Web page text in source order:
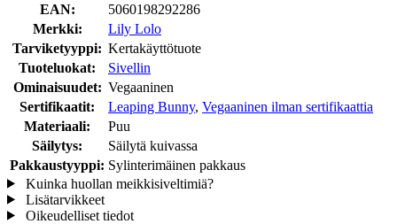
EAN:
5060198292286
Merkki:
Lily Lolo
Tarviketyyppi: Kertakäyttötuote
Tuoteluokat:
Sivellin
Ominaisuudet: Vegaaninen
Sertifikaatit:
Leaping Bunny, Vegaaninen ilman sertifikaattia
Materiaali:
Puu
Säilytys:
Säilytä kuivassa
Pakkaustyyppi: Sylinterimäinen pakkaus
Kuinka huollan meikkisiveltimiä?
Lisätarvikkeet
Oikeudelliset tiedot